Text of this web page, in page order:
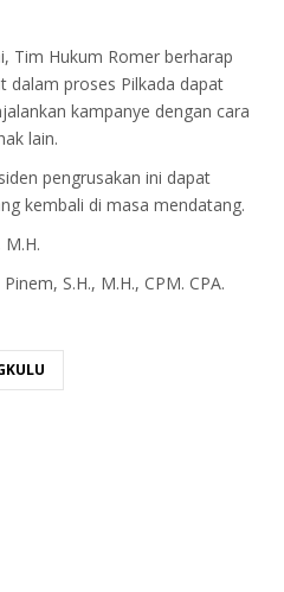
Tim Hukum Romer berharap
dalam proses Pilkada dapat
kampanye dengan cara
lain.
pengrusakan ini dapat
kembali di masa mendatang.
M.H.
S.H., M.H., CPM. CPA.